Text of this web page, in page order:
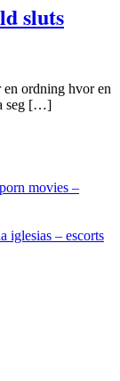
sluts
en ordning hvor en
seg […]
movies –
iglesias – escorts